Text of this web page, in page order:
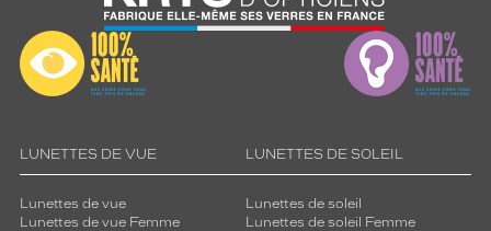
LUNETTES DE VUE
Lunettes de vue
Lunettes de vue Femme
LUNETTES DE SOLEIL
Lunettes de soleil
Lunettes de soleil Femme